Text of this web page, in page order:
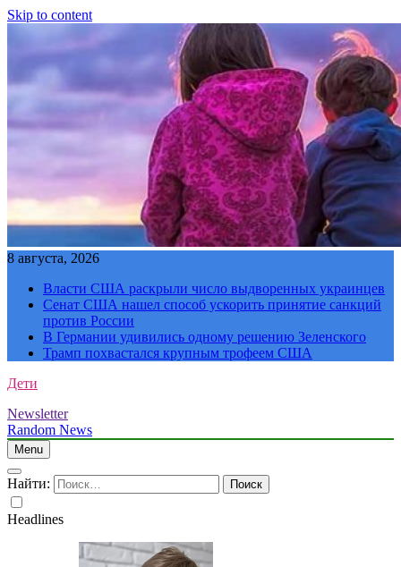
Skip to content
8 августа, 2026
Власти США раскрыли число выдворенных украинцев
Сенат США нашел способ ускорить принятие санкций
против России
В Германии удивились одному решению Зеленского
Трамп похвастался крупным трофеем США
Дети
Newsletter
Random News
Menu
Найти:
Headlines